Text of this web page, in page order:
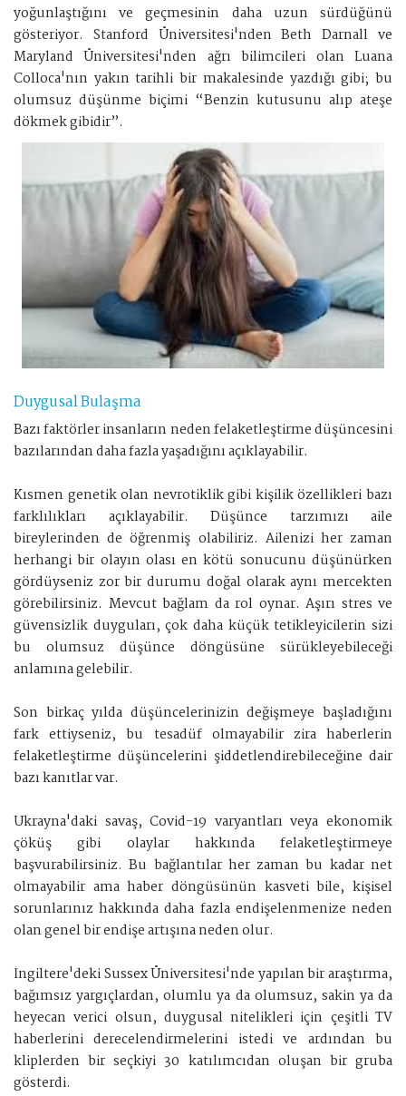
yoğunlaştığını ve geçmesinin daha uzun sürdüğünü
gösteriyor. Stanford Üniversitesi'nden Beth Darnall ve
Maryland Üniversitesi'nden ağrı bilimcileri olan Luana
Colloca'nın yakın tarihli bir makalesinde yazdığı gibi; bu
olumsuz düşünme biçimi “Benzin kutusunu alıp ateşe
dökmek gibidir”.
Duygusal Bulaşma
Bazı faktörler insanların neden felaketleştirme düşüncesini
bazılarından daha fazla yaşadığını açıklayabilir.
Kısmen genetik olan nevrotiklik gibi kişilik özellikleri bazı
farklılıkları açıklayabilir. Düşünce tarzımızı aile
bireylerinden de öğrenmiş olabiliriz. Ailenizi her zaman
herhangi bir olayın olası en kötü sonucunu düşünürken
gördüyseniz zor bir durumu doğal olarak aynı mercekten
görebilirsiniz. Mevcut bağlam da rol oynar. Aşırı stres ve
güvensizlik duyguları, çok daha küçük tetikleyicilerin sizi
bu olumsuz düşünce döngüsüne sürükleyebileceği
anlamına gelebilir.
Son birkaç yılda düşüncelerinizin değişmeye başladığını
fark ettiyseniz, bu tesadüf olmayabilir zira haberlerin
felaketleştirme düşüncelerini şiddetlendirebileceğine dair
bazı kanıtlar var.
Ukrayna'daki savaş, Covid-19 varyantları veya ekonomik
çöküş gibi olaylar hakkında felaketleştirmeye
başvurabilirsiniz. Bu bağlantılar her zaman bu kadar net
olmayabilir ama haber döngüsünün kasveti bile, kişisel
sorunlarınız hakkında daha fazla endişelenmenize neden
olan genel bir endişe artışına neden olur.
İngiltere'deki Sussex Üniversitesi'nde yapılan bir araştırma,
bağımsız yargıçlardan, olumlu ya da olumsuz, sakin ya da
heyecan verici olsun, duygusal nitelikleri için çeşitli TV
haberlerini derecelendirmelerini istedi ve ardından bu
kliplerden bir seçkiyi 30 katılımcıdan oluşan bir gruba
gösterdi.